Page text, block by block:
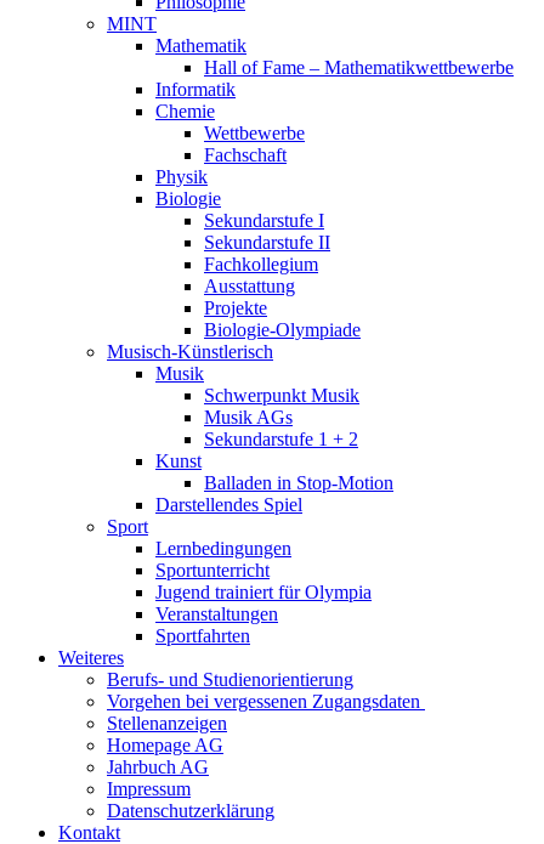
MINT
Mathematik
Hall of Fame – Mathematikwettbewerbe
Informatik
Chemie
Wettbewerbe
Fachschaft
Physik
Biologie
Sekundarstufe I
Sekundarstufe II
Fachkollegium
Ausstattung
Projekte
Biologie-Olympiade
Musisch-Künstlerisch
Musik
Schwerpunkt Musik
Musik AGs
Sekundarstufe 1 + 2
Kunst
Balladen in Stop-Motion
Darstellendes Spiel
Sport
Lernbedingungen
Sportunterricht
Jugend trainiert für Olympia
Veranstaltungen
Sportfahrten
Weiteres
Berufs- und Studienorientierung
Vorgehen bei vergessenen Zugangsdaten
Stellenanzeigen
Homepage AG
Jahrbuch AG
Impressum
Datenschutzerklärung
Kontakt